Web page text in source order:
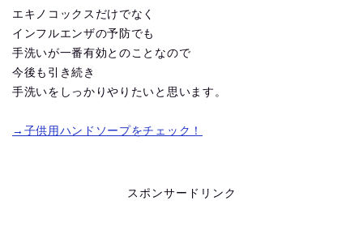
エキノコックスだけでなく
インフルエンザの予防でも
手洗いが一番有効とのことなので
今後も引き続き
手洗いをしっかりやりたいと思います。
→子供用ハンドソープをチェック！
スポンサードリンク